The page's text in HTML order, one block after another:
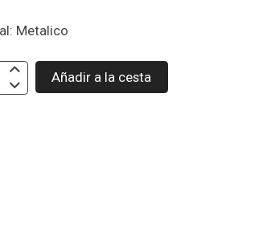
Metalico
Añadir a la cesta